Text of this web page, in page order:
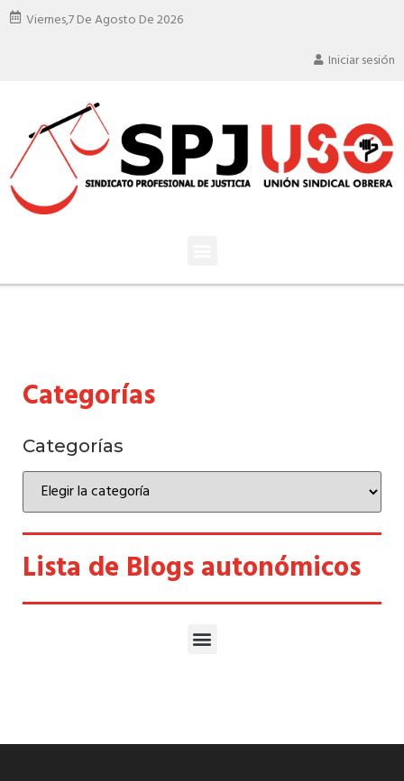
Viernes,7 De Agosto De 2026
Iniciar sesión
Categorías
Categorías
Lista de Blogs autonómicos